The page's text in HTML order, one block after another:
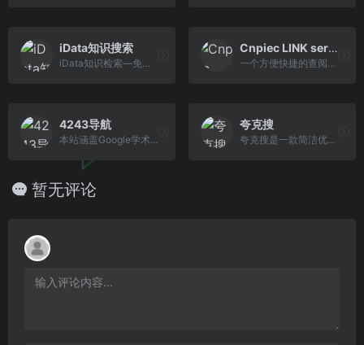
iData知识搜索
iData知识检索—免费下载学术文献,免费论文下载。
Cnpiec LINK service
一个方便快捷的查阅国外各类期刊文献的综合网络平台
4243导航
本站涵盖Google学术入口，Sci-hub最新网址，国内外文献免费下载入口，科研工具、专利标准、基金申请、期刊信息，科研成果等科研人员必备良站，为广大 科研人员提供最简单便捷的科研学术上网导航服务！
夸克搜
夸克搜是一款简洁优雅的夸克网盘搜索引擎，页面清爽，资源全面，支持影视、短剧、综艺、动漫等夸克网盘资源搜索。只需输入关键词，即可快速找到相关夸克网盘资源。
暂无评论